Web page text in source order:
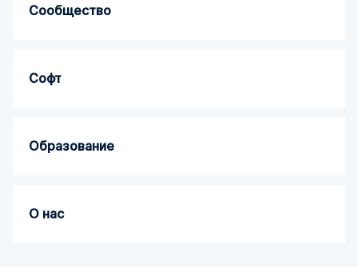
Сообщество
Софт
Образование
О нас